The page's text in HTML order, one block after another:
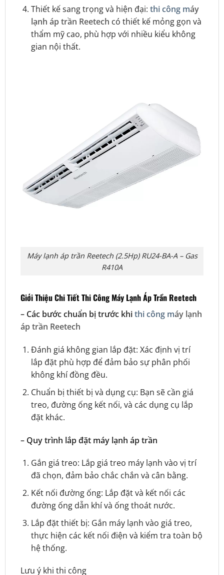
Thiết kế sang trọng và hiện đại: thi công máy
lạnh áp trần Reetech có thiết kế mỏng gọn và
thẩm mỹ cao, phù hợp với nhiều kiểu không
gian nội thất.
Máy lạnh áp trần Reetech (2.5Hp) RU24-BA-A – Gas
R410A
Giới Thiệu Chi Tiết Thi Công Máy Lạnh Áp Trần Reetech
– Các bước chuẩn bị trước khithi công máy lạnh
áp trần Reetech
Đánh giá không gian lắp đặt: Xác định vị trí
lắp đặt phù hợp để đảm bảo sự phân phối
không khí đồng đều.
Chuẩn bị thiết bị và dụng cụ: Bạn sẽ cần giá
treo, đường ống kết nối, và các dụng cụ lắp
đặt khác.
– Quy trình lắp đặt máy lạnh áp trần
Gắn giá treo: Lắp giá treo máy lạnh vào vị trí
đã chọn, đảm bảo chắc chắn và cân bằng.
Kết nối đường ống: Lắp đặt và kết nối các
đường ống dẫn khí và ống thoát nước.
Lắp đặt thiết bị: Gắn máy lạnh vào giá treo,
thực hiện các kết nối điện và kiểm tra toàn bộ
hệ thống.
Lưu ý khi thi công